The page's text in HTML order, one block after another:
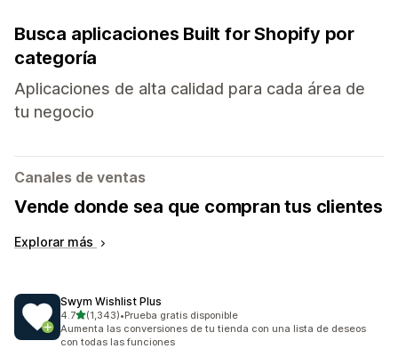
Busca aplicaciones Built for Shopify por
categoría
Aplicaciones de alta calidad para cada área de
tu negocio
Canales de ventas
Vende donde sea que compran tus clientes
Explorar más
Swym Wishlist Plus
4.7de 5 estrellas
(1,343)
1343 reseñas en total
•Prueba gratis disponible
Aumenta las conversiones de tu tienda con una lista de deseos
con todas las funciones